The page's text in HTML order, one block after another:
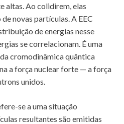
altas. Ao colidirem, elas
novas partículas. A EEC
de energias nesse
se correlacionam. É uma
cromodinâmica quântica
a força nuclear forte — a força
unidos.
se a uma situação
resultantes são emitidas